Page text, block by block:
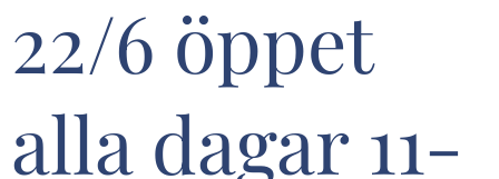
22/6 öppet
alla dagar 11-